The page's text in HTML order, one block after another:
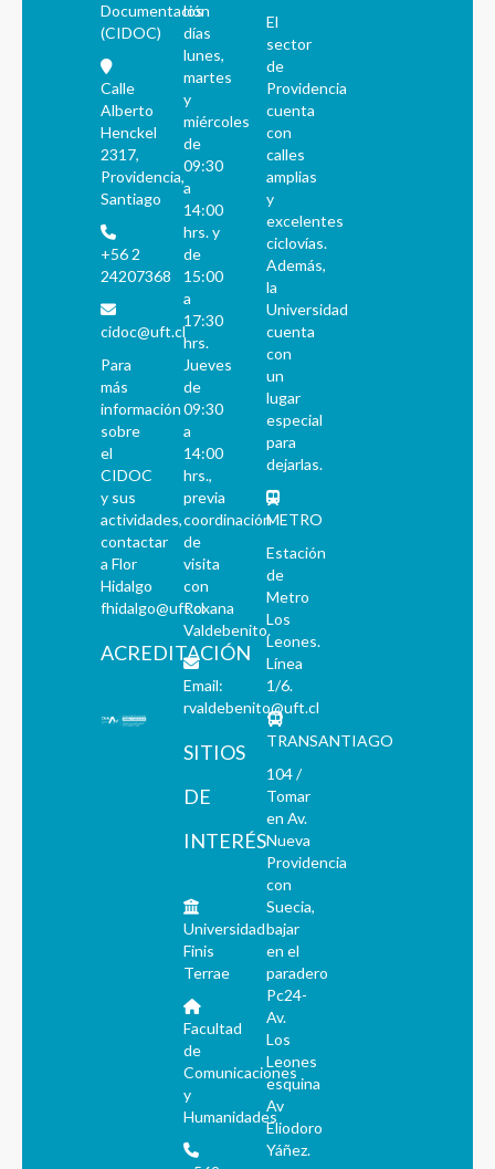
Documentación
(CIDOC)
Calle
Alberto
Henckel
2317,
Providencia,
Santiago
+56 2
24207368
cidoc@uft.cl
Para
más
información
sobre
el
CIDOC
y sus
actividades,
contactar
a Flor
Hidalgo
fhidalgo@uft.cl
ACREDITACIÓN
los
días
lunes,
martes
y
miércoles
de
09:30
a
14:00
hrs. y
de
15:00
a
17:30
hrs.
Jueves
de
09:30
a
14:00
hrs.,
previa
coordinación
de
visita
con
Roxana
Valdebenito.
Email:
rvaldebenito@uft.cl
SITIOS
DE
INTERÉS
Universidad
Finis
Terrae
Facultad
de
Comunicaciones
y
Humanidades
El
sector
de
Providencia
cuenta
con
calles
amplias
y
excelentes
ciclovías.
Además,
la
Universidad
cuenta
con
un
lugar
especial
para
dejarlas.
METRO
Estación
de
Metro
Los
Leones.
Línea
1/6.
TRANSANTIAGO
104 /
Tomar
en Av.
Nueva
Providencia
con
Suecia,
bajar
en el
paradero
Pc24-
Av.
Los
Leones
esquina
Av
Eliodoro
Yáñez.